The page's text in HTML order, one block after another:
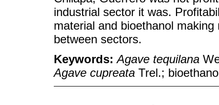
industrial sector it was.
material and bioethanol
between sectors.
Keywords:Agave tequilana
Agave cupreata Trel.;